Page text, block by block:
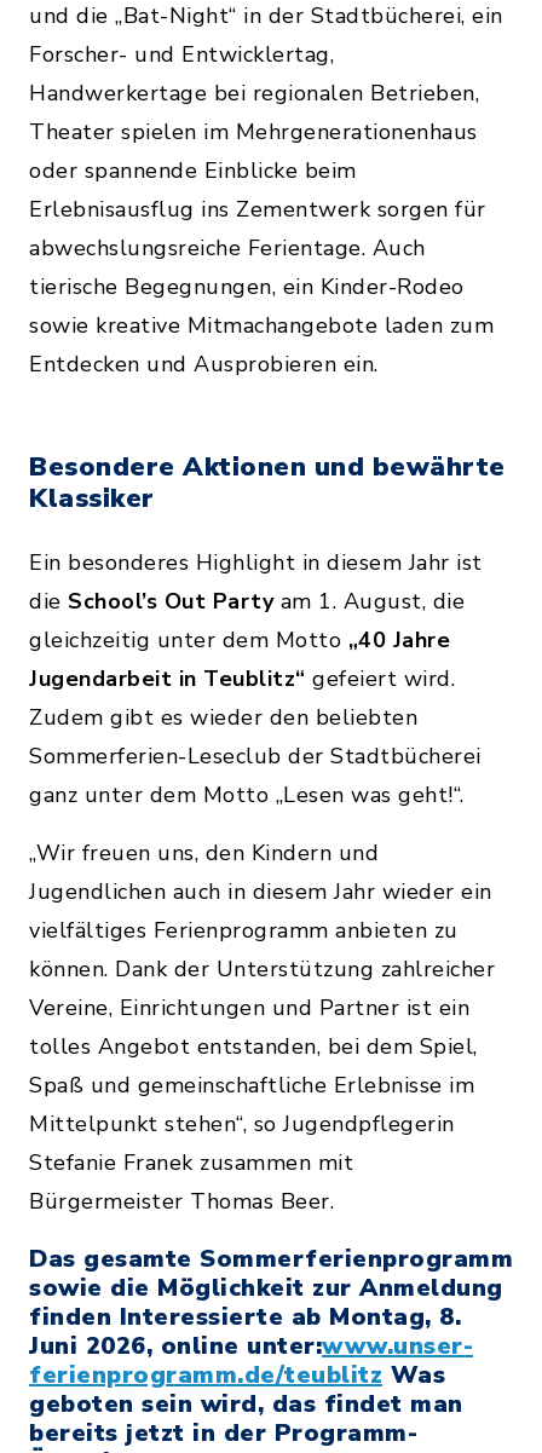
und die „Bat-Night“ in der Stadtbücherei, ein
Forscher- und Entwicklertag,
Handwerkertage bei regionalen Betrieben,
Theater spielen im Mehrgenerationenhaus
oder spannende Einblicke beim
Erlebnisausflug ins Zementwerk sorgen für
abwechslungsreiche Ferientage. Auch
tierische Begegnungen, ein Kinder-Rodeo
sowie kreative Mitmachangebote laden zum
Entdecken und Ausprobieren ein.
Besondere Aktionen und bewährte
Klassiker
Ein besonderes Highlight in diesem Jahr ist
die School’s Out Partyam 1. August, die
gleichzeitig unter dem Motto „40 Jahre
Jugendarbeit in Teublitz“ gefeiert wird.
Zudem gibt es wieder den beliebten
Sommerferien-Leseclub der Stadtbücherei
ganz unter dem Motto „Lesen was geht!“.
„Wir freuen uns, den Kindern und
Jugendlichen auch in diesem Jahr wieder ein
vielfältiges Ferienprogramm anbieten zu
können. Dank der Unterstützung zahlreicher
Vereine, Einrichtungen und Partner ist ein
tolles Angebot entstanden, bei dem Spiel,
Spaß und gemeinschaftliche Erlebnisse im
Mittelpunkt stehen“, so Jugendpflegerin
Stefanie Franek zusammen mit
Bürgermeister Thomas Beer.
Das gesamte Sommerferienprogramm
sowie die Möglichkeit zur Anmeldung
finden Interessierte ab Montag, 8.
Juni 2026, online unter:www.unser-
ferienprogramm.de/teublitz Was
geboten sein wird, das findet man
bereits jetzt in der Programm-